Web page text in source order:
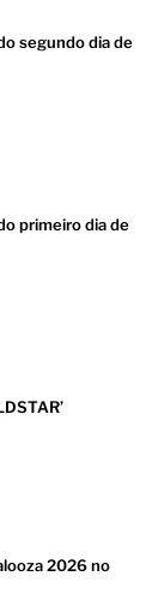
segundo dia de
primeiro dia de
2026 no